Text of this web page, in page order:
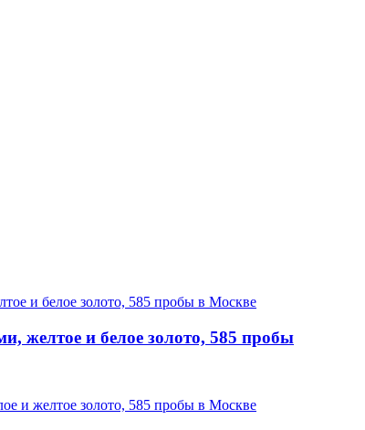
желтое и белое золото, 585 пробы